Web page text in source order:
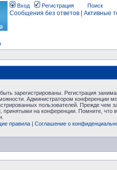
Вход Регистрация Поиск
Сообщения без ответов Активные
зарегистрированы. Регистрация
Администратором конференции
пользователей. Прежде чем
принятыми на конференции. Помните, что
правила| Соглашение о